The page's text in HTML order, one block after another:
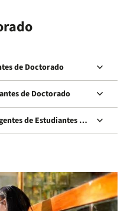
de Doctorado keyboard_arrow_down
de Doctorado keyboard_arrow_down
de Estudiantes de
keyboard_arrow_down